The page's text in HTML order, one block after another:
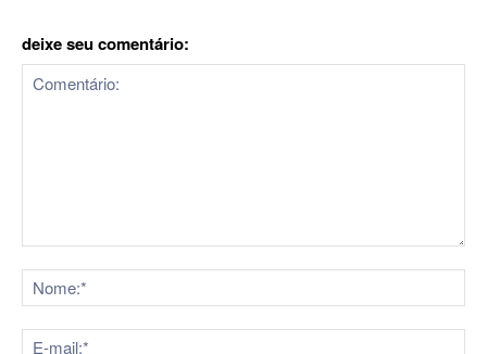
deixe seu comentário: